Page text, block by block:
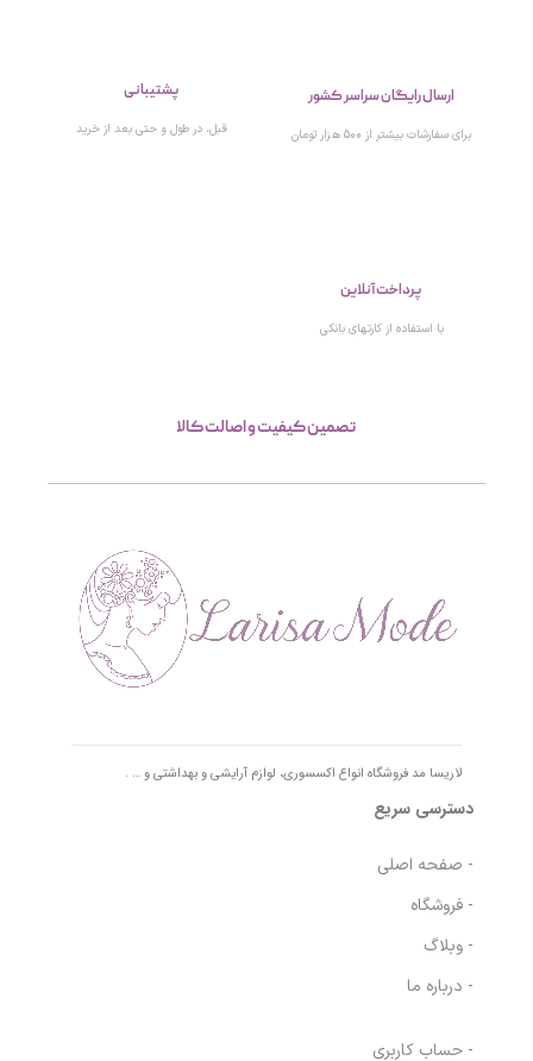
ارسال رایگان سراسر کشور
برای سفارشات بیشتر از 500 هزار تومان
پشتیبانی
قبل، در طول و حتی بعد از خرید
پرداخت آنلاین
با استفاده از کارتهای بانکی
تصمین کیفیت و اصالت کالا
دسترسی سریع
- درباره ما